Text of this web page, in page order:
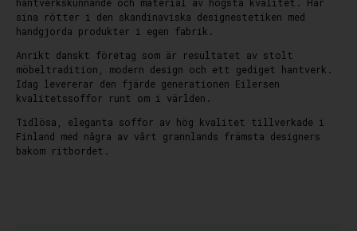
sina rötter i den skandinaviska designestetiken med
handgjorda produkter i egen fabrik.
Anrikt danskt företag som är resultatet av stolt
möbeltradition, modern design och ett gediget hantverk.
Idag levererar den fjärde generationen Eilersen
kvalitetssoffor runt om i världen.
Tidlösa, eleganta soffor av hög kvalitet tillverkade i
Finland med några av vårt grannlands främsta designers
bakom ritbordet.